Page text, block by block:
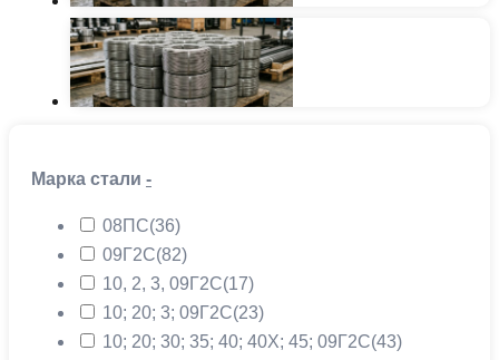
Марка стали -
08ПС(36)
09Г2С(82)
10, 2, 3, 09Г2С(17)
10; 20; 3; 09Г2С(23)
10; 20; 30; 35; 40; 40Х; 45; 09Г2С(43)